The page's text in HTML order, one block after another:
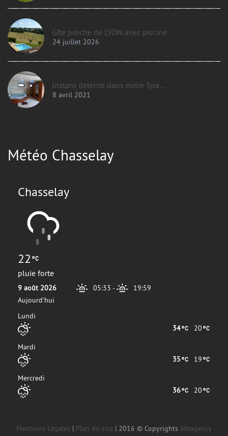
Gîte proche de LYON avec piscine
24 juillet 2026
Instant détente dans notre Spa...
8 avril 2021
Météo Chasselay
Chasselay
22
pluie forte
9 août 2026
Aujourd'hui
05:33 - 19:59
Lundi
20
34
Mardi
19
35
Mercredi
20
36
Mentions Légales | Plan du site | 2016 © Copyrights Ideagency